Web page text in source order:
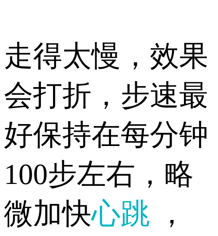
走得太慢，效果
会打折，步速最
好保持在每分钟
100步左右，略
微加快心跳
，